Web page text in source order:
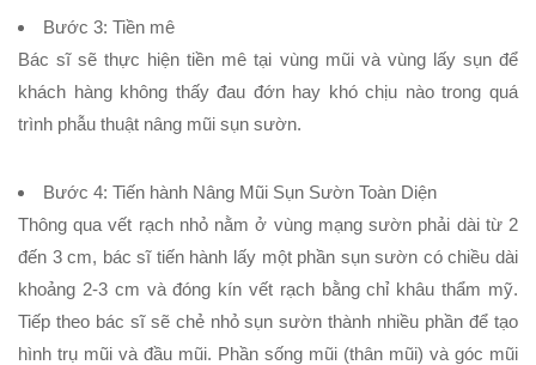
Bước 3: Tiền mê
Bác sĩ sẽ thực hiện tiền mê tại vùng mũi và vùng lấy sụn để
khách hàng không thấy đau đớn hay khó chịu nào trong quá
trình phẫu thuật nâng mũi sụn sườn.
Bước 4: Tiến hành Nâng Mũi Sụn Sườn Toàn Diện
Thông qua vết rạch nhỏ nằm ở vùng mạng sườn phải dài từ 2
đến 3 cm, bác sĩ tiến hành lấy một phần sụn sườn có chiều dài
khoảng 2-3 cm và đóng kín vết rạch bằng chỉ khâu thẩm mỹ.
Tiếp theo bác sĩ sẽ chẻ nhỏ sụn sườn thành nhiều phần để tạo
hình trụ mũi và đầu mũi. Phần sống mũi (thân mũi) và góc mũi